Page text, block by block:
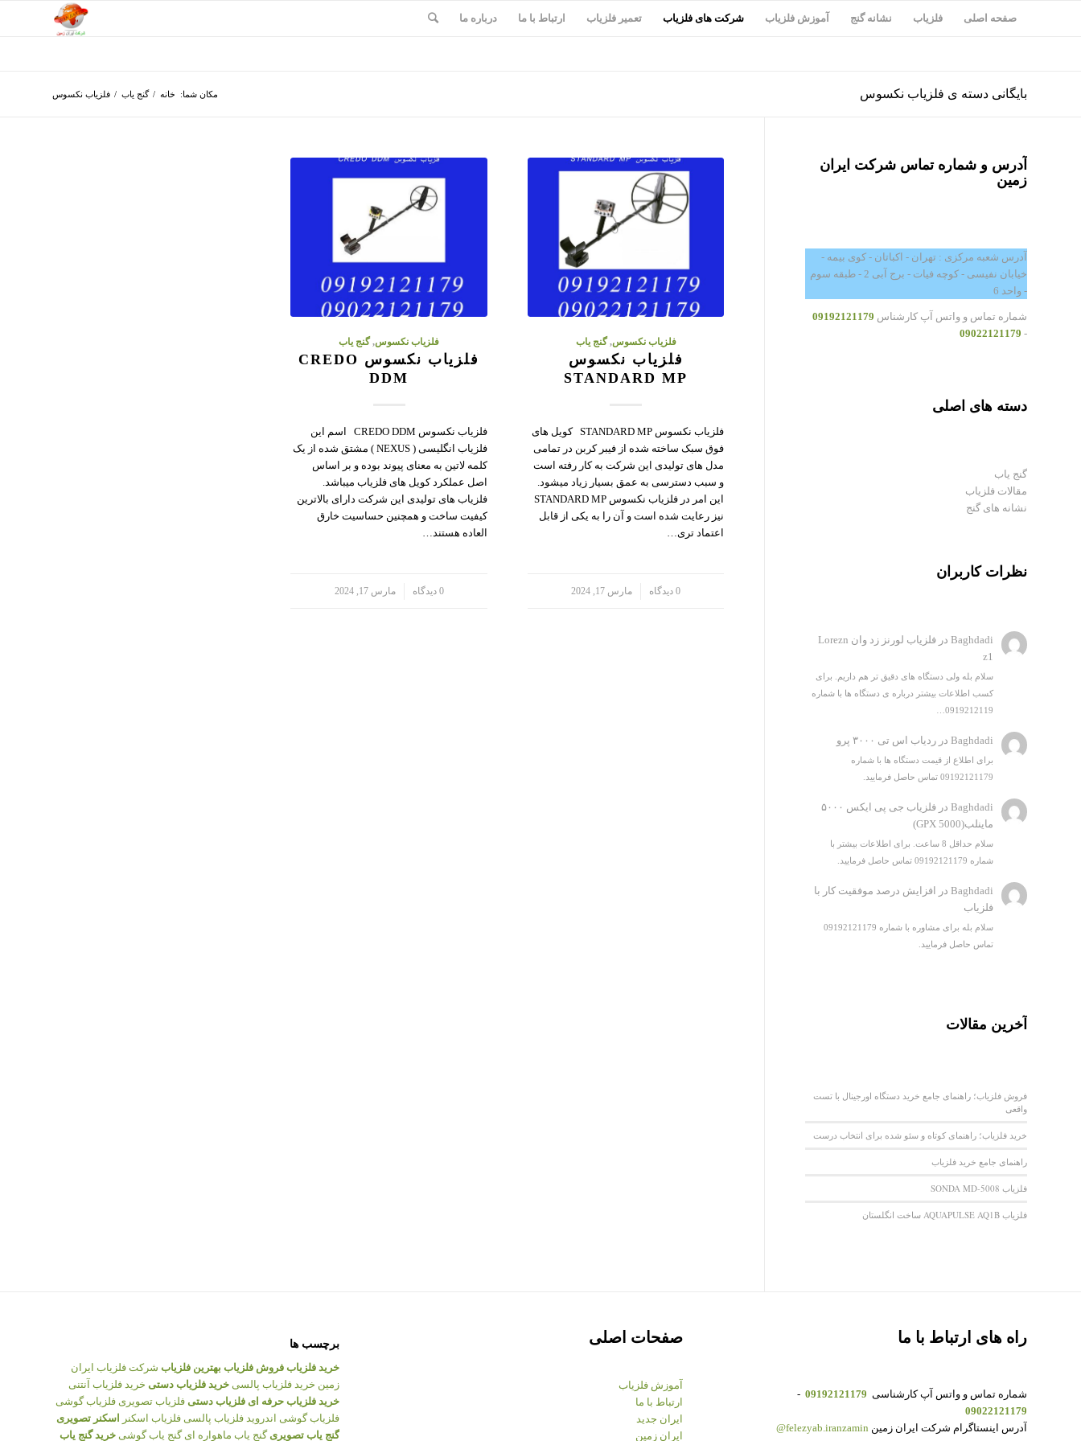
صفحه اصلی فلزیاب نشانه گنج آموزش فلزیاب شرکت های فلزیاب تعمیر فلزیاب ارتباط با ما درباره ما
بایگانی دسته ی فلزیاب نکسوس مکان شما: خانه / گنج یاب / فلزیاب نکسوس
فلزیاب نکسوس,گنج یاب
فلزیاب نکسوس
STANDARD MP
فلزیاب نکسوس STANDARD MP کویل های
فوق سبک ساخته شده از فیبر کربن در تمامی
مدل های تولیدی این شرکت به کار رفته است
و سبب دسترسی به عمق بسیار زیاد میشود.
این امر در فلزیاب نکسوس STANDARD MP
نیز رعایت شده است و آن را به یکی از قابل
اعتماد تری…
0 دیدگاه مارس 17, 2024
فلزیاب نکسوس,گنج یاب
فلزیاب نکسوس CREDO
DDM
فلزیاب نکسوس CREDO DDM اسم این
فلزیاب انگلیسی ( NEXUS ) مشتق شده از یک
کلمه لاتین به معنای پیوند بوده و بر اساس
اصل عملکرد کویل های فلزیاب میباشد.
فلزیاب های تولیدی این شرکت دارای بالاترین
کیفیت ساخت و همچنین حساسیت خارق
العاده هستند…
0 دیدگاه مارس 17, 2024
آدرس و شماره تماس شرکت ایران
زمین
آدرس شعبه مرکزی : تهران - اکباتان - کوی بیمه -
خیابان نفیسی - کوچه فیات - برج آبی 2 - طبقه سوم
- واحد 6
شماره تماس و واتس آپ کارشناس 09192121179
-
09022121179
دسته های اصلی
گنج یاب
مقالات فلزیاب
نشانه های گنج
نظرات کاربران
Baghdadi در
فلزیاب لورنز زد وان Lorezn
z1
سلام بله ولی دستگاه های دقیق تر هم داریم. برای
کسب اطلاعات بیشتر درباره ی دستگاه ها با شماره
0919212119…
Baghdadi درردیاب اس تی ۳۰۰۰ پرو
برای اطلاع از قیمت دستگاه ها با شماره
09192121179 تماس حاصل فرمایید.
Baghdadi در
فلزیاب جی پی ایکس ۵۰۰۰
ماینلب(GPX 5000)
سلام حداقل 8 ساعت. برای اطلاعات بیشتر با
شماره 09192121179 تماس حاصل فرمایید.
Baghdadi در
افزایش درصد موفقیت کار با
فلزیاب
سلام بله برای مشاوره با شماره 09192121179
تماس حاصل فرمایید.
آخرین مقالات
فروش فلزیاب؛ راهنمای جامع خرید دستگاه اورجینال با تست
واقعی
خرید فلزیاب؛ راهنمای کوتاه و سئو شده برای انتخاب درست
راهنمای جامع خرید فلزیاب
فلزیاب SONDA MD-5008
فلزیاب AQUAPULSE AQ1B ساخت انگلستان
راه های ارتباط با ما
شماره تماس و واتس آپ کارشناسی 09192121179
-
09022121179
آدرس اینستاگرام شرکت ایران زمین felezyab.iranzamin@
صفحات اصلی
آموزش فلزیاب
ارتباط با ما
ایران جدید
ایران زمین
برچسب ها
خرید فلزیاب فروش فلزیاب بهترین فلزیاب شرکت فلزیاب ایران
زمین خرید فلزیاب پالسی خرید فلزیاب دستی خرید فلزیاب آنتنی
خرید فلزیاب حرفه ای فلزیاب دستی فلزیاب تصویری فلزیاب گوشی
فلزیاب گوشی اندروید فلزیاب پالسی فلزیاب اسکنر
اسکنر تصویری
گنج یاب تصویری گنج یاب ماهواره ای گنج یاب گوشی خرید گنج یاب